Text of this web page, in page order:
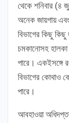
থেকে শনিবার (৪
অনেক জায়গায়
বিভাগের কিছু কিছু
চমকানোসহ হালকা
পারে। একইসঙ্গে
বিভাগের কোথাও
পারে।
আবহাওয়া